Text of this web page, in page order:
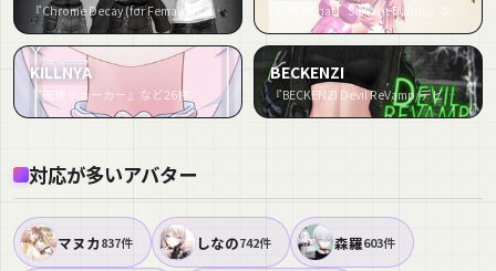
『Chrome Decay (for Female avatar)』など33件
KILLNYA
『天使チョーカー』など26件
BECKENZI
『BECKENZI Devil ReVamp/デビルリヴァンプ😈』など23件
対応が多いアバター
マヌカ837件 しなの742件 森羅603件